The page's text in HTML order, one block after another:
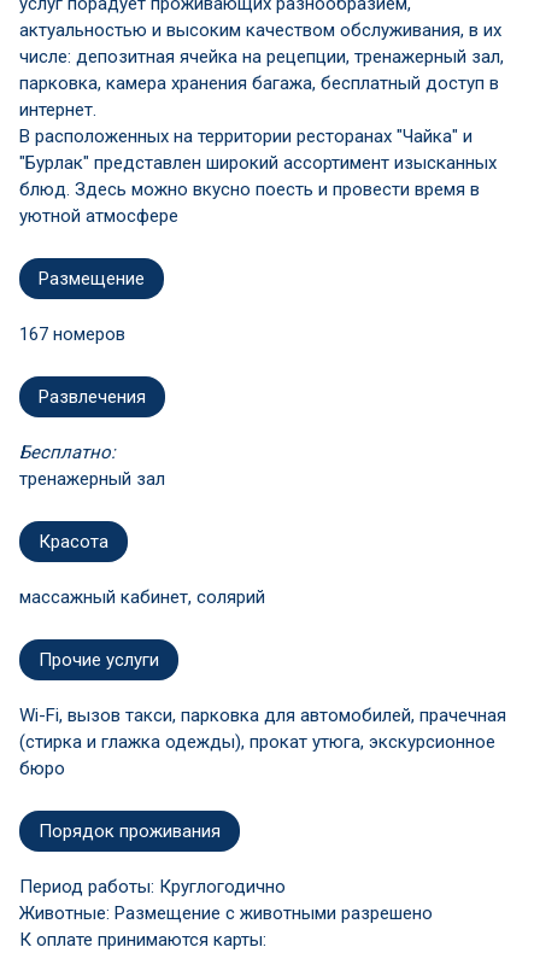
актуальностью и высоким качеством обслуживания, в их
числе: депозитная ячейка на рецепции, тренажерный зал,
парковка, камера хранения багажа, бесплатный доступ в
интернет.
В расположенных на территории ресторанах "Чайка" и
"Бурлак" представлен широкий ассортимент изысканных
блюд. Здесь можно вкусно поесть и провести время в
уютной атмосфере
Размещение
167 номеров
Развлечения
Бесплатно:
тренажерный зал
Красота
массажный кабинет, солярий
Прочие услуги
Wi-Fi, вызов такси, парковка для автомобилей, прачечная
(стирка и глажка одежды), прокат утюга, экскурсионное
бюро
Порядок проживания
Период работы: Круглогодично
Животные: Размещение с животными разрешено
К оплате принимаются карты: